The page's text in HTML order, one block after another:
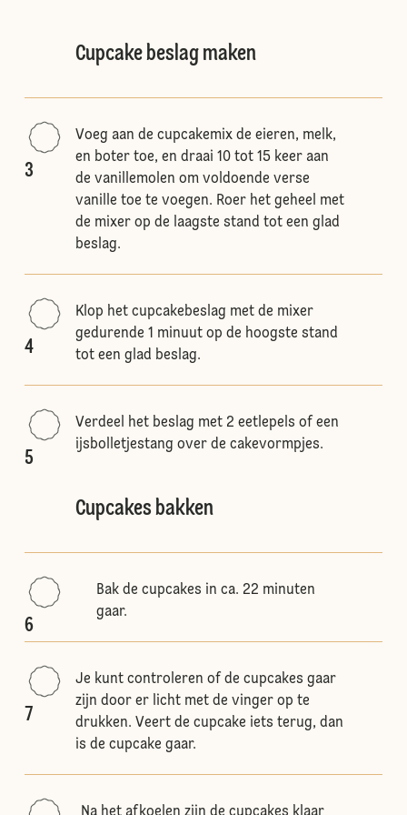
Cupcake beslag maken
3
Voeg aan de cupcakemix de eieren, melk,
en boter toe, en draai 10 tot 15 keer aan
de vanillemolen om voldoende verse
vanille toe te voegen. Roer het geheel met
de mixer op de laagste stand tot een glad
beslag.
4
Klop het cupcakebeslag met de mixer
gedurende 1 minuut op de hoogste stand
tot een glad beslag.
5
Verdeel het beslag met 2 eetlepels of een
ijsbolletjestang over de cakevormpjes.
Cupcakes bakken
6
Bak de cupcakes in ca. 22 minuten
gaar.
7
Je kunt controleren of de cupcakes gaar
zijn door er licht met de vinger op te
drukken. Veert de cupcake iets terug, dan
is de cupcake gaar.